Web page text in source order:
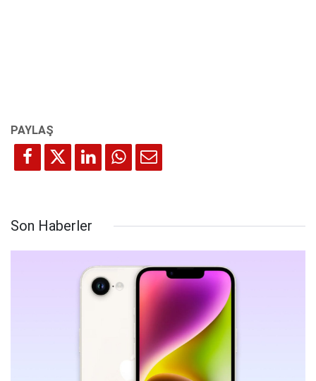
Son Haberler